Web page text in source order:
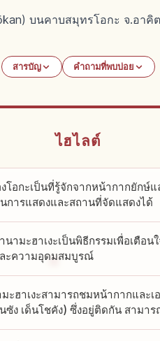
บนคาบสมุทรโอกะ จ.อาคิ
สารบัญ คำถามที่พบบ่อย
ไฮไลต์
งโอกะเป็นที่รู้จักจากหน้ากากยัก
การแสดงและสถานที่จัดแสดงได้
ามะฮาเงะเป็นพิธีกรรมเพื่อเตือ
ะความอุดมสมบูรณ์
ฮาเงะสามารถชมหน้ากากและเ
ซัง เด็นโชคัง) ซึ่งอยู่ติดกัน สามา